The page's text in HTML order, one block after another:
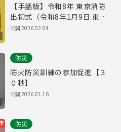
【手話版】令和8年 東京消防
出初式（令和8年1月9日 東京
デイリーニュース No.814）
公開2026.02.04
防災
防火防災訓練の参加促進【３
０秒】
公開2026.01.16
防災